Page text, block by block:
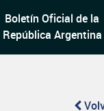
Boletín Oficial de la
República Argentina